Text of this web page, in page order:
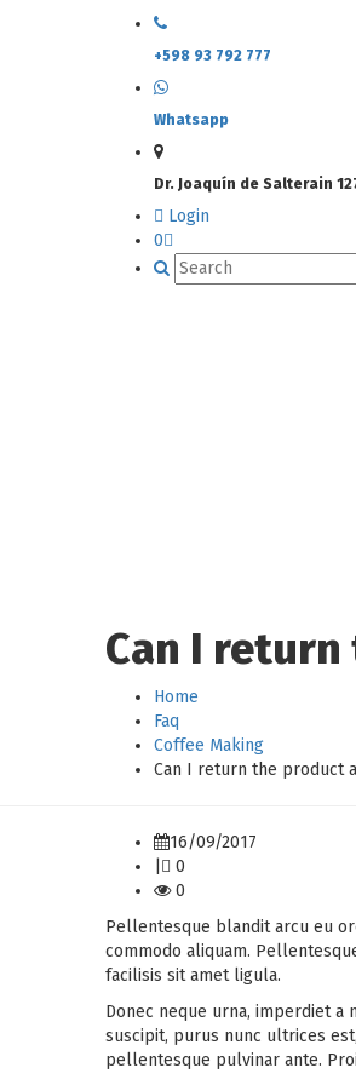
+598 93 792 777
Whatsapp
Dr. Joaquín de Salterain
Login
0
Can I
Home
Faq
Coffee Making
Can I return the product
16/09/2017
0
0
Pellentesque blandit arcu eu
commodo aliquam.
facilisis sit amet ligula.
Donec neque urna, imperdiet a
suscipit, purus nunc ultrices
pellentesque pulvinar ante.